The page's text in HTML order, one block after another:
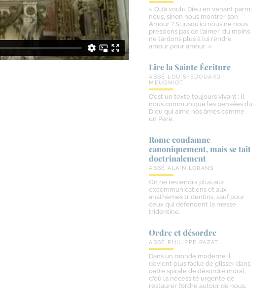
« Qu’a voulu Dieu en venant parmi
nous, sinon nous montrer son
Amour ? Si jusqu’ici nous ne nous
pressions pas de l’aimer, du moins
ne tardons plus à lui rendre
amour pour amour. »
Lire la Sainte Écriture
ABBÉ LOUIS-EDOUARD
MEUGNIOT
C’est un texte toujours vivant ; il
nous communique les pensées du
Dieu qui aime nos âmes comme
un Père.
Rome condamne
canoniquement, mais se tait
doctrinalement
ABBÉ ALAIN LORANS
On ne reviendra plus aux
excommunications et aux
anathèmes tridentins, sauf pour
ceux qui défendent la messe
tridentine.
Ordre et désordre
ABBÉ PHILIPPE PAZAT
Dans un monde moderne il
devient plus facile de glisser dans
cette spirale de désordre moral,
d’où la nécessité urgente de
restaurer l’ordre autour de nous.